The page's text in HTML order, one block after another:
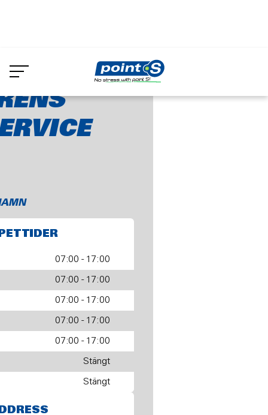
to
main
Berggrens Däckservice AB
07:00 - 17:00
07:00 - 17:00
07:00 - 17:00
07:00 - 17:00
07:00 - 17:00
Stängt
Stängt